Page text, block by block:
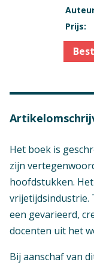
Prijs:
Het boek is
zijn
hoofdstukken.
vrijetijdsindustrie.
een gevarieerd,
docenten uit het
Bij aanschaf van